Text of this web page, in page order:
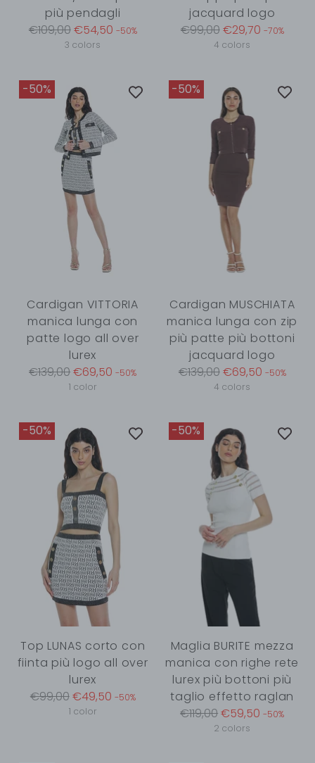
più pendagli
Regular
€109,00€54,50 -50%
3 colors
jacquard logo
Regular
€99,00€29,70 -70%
4 colors
-50%
Cardigan VITTORIA
manica lunga con
patte logo all over
lurex
Regular
€139,00€69,50 -50%
1 color
-50%
Cardigan MUSCHIATA
manica lunga con zip
più patte più bottoni
jacquard logo
Regular
€139,00€69,50 -50%
4 colors
-50%
Top LUNAS corto con
fiinta più logo all over
lurex
Regular
€99,00€49,50 -50%
1 color
-50%
Maglia BURITE mezza
manica con righe rete
lurex più bottoni più
taglio effetto raglan
Regular
€119,00€59,50 -50%
2 colors